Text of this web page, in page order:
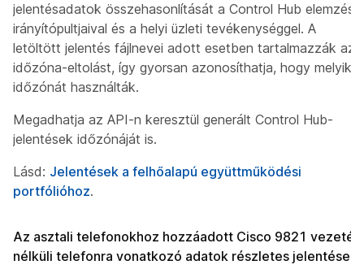
jelentésadatok összehasonlítását a Control Hub elemzési
irányítópultjaival és a helyi üzleti tevékenységgel. A
letöltött jelentés fájlnevei adott esetben tartalmazzák az
időzóna-eltolást, így gyorsan azonosíthatja, hogy melyik
időzónát használták.
Megadhatja az API-n keresztül generált Control Hub-
jelentések időzónáját is.
Lásd: Jelentések a felhőalapú együttműködési
portfólióhoz.
Az asztali telefonokhoz hozzáadott Cisco 9821 vezeték
nélküli telefonra vonatkozó adatok részletes jelentései